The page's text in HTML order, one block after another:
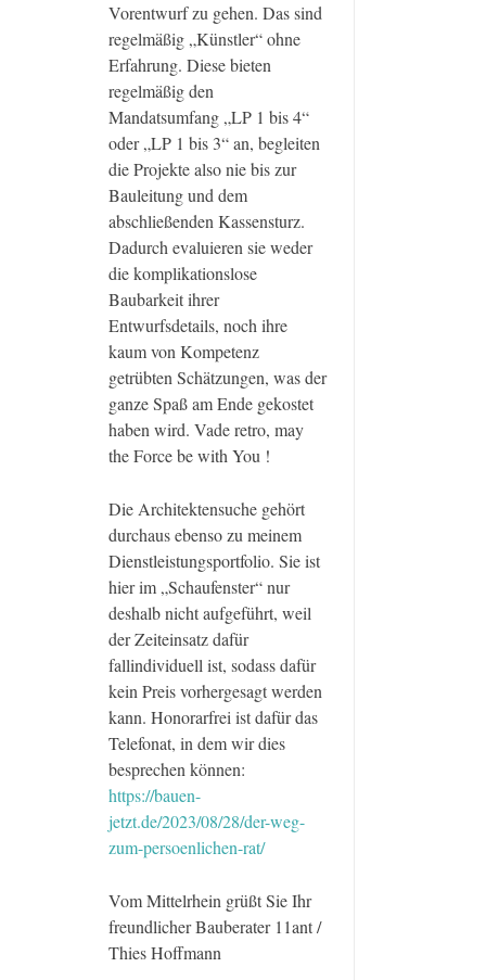
Vorentwurf zu gehen. Das sind
regelmäßig „Künstler“ ohne
Erfahrung. Diese bieten
regelmäßig den
Mandatsumfang „LP 1 bis 4“
oder „LP 1 bis 3“ an, begleiten
die Projekte also nie bis zur
Bauleitung und dem
abschließenden Kassensturz.
Dadurch evaluieren sie weder
die komplikationslose
Baubarkeit ihrer
Entwurfsdetails, noch ihre
kaum von Kompetenz
getrübten Schätzungen, was der
ganze Spaß am Ende gekostet
haben wird. Vade retro, may
the Force be with You !
Die Architektensuche gehört
durchaus ebenso zu meinem
Dienstleistungsportfolio. Sie ist
hier im „Schaufenster“ nur
deshalb nicht aufgeführt, weil
der Zeiteinsatz dafür
fallindividuell ist, sodass dafür
kein Preis vorhergesagt werden
kann. Honorarfrei ist dafür das
Telefonat, in dem wir dies
besprechen können:
https://bauen-
jetzt.de/2023/08/28/der-weg-
zum-persoenlichen-rat/
Vom Mittelrhein grüßt Sie Ihr
freundlicher Bauberater 11ant /
Thies Hoffmann